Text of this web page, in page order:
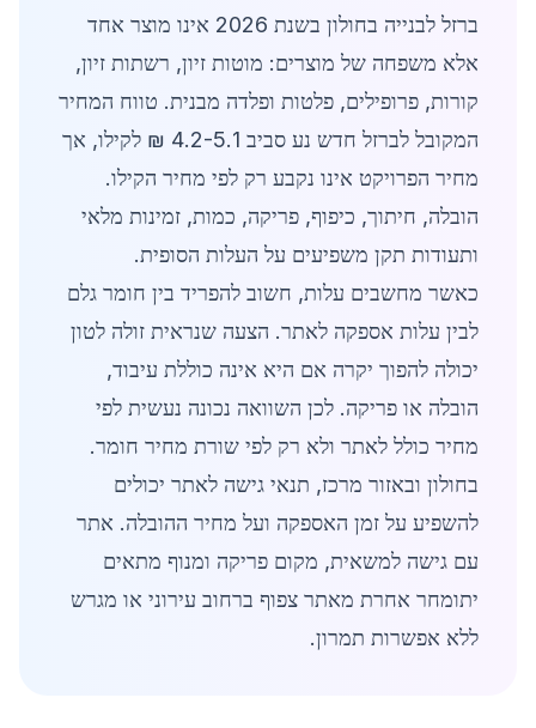
ברזל לבנייה בחולון בשנת 2026 אינו מוצר אחד
אלא משפחה של מוצרים: מוטות זיון, רשתות זיון,
קורות, פרופילים, פלטות ופלדה מבנית. טווח המחיר
המקובל לברזל חדש נע סביב 4.2-5.1 ₪ לקילו, אך
מחיר הפרויקט אינו נקבע רק לפי מחיר הקילו.
הובלה, חיתוך, כיפוף, פריקה, כמות, זמינות מלאי
ותעודות תקן משפיעים על העלות הסופית.
כאשר מחשבים עלות, חשוב להפריד בין חומר גלם
לבין עלות אספקה לאתר. הצעה שנראית זולה לטון
יכולה להפוך יקרה אם היא אינה כוללת עיבוד,
הובלה או פריקה. לכן השוואה נכונה נעשית לפי
מחיר כולל לאתר ולא רק לפי שורת מחיר חומר.
בחולון ובאזור מרכז, תנאי גישה לאתר יכולים
להשפיע על זמן האספקה ועל מחיר ההובלה. אתר
עם גישה למשאית, מקום פריקה ומנוף מתאים
יתומחר אחרת מאתר צפוף ברחוב עירוני או מגרש
ללא אפשרות תמרון.